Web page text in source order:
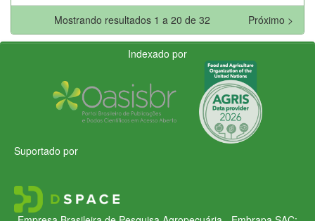
Mostrando resultados 1 a 20 de 32 Próximo >
Indexado por
Suportado por